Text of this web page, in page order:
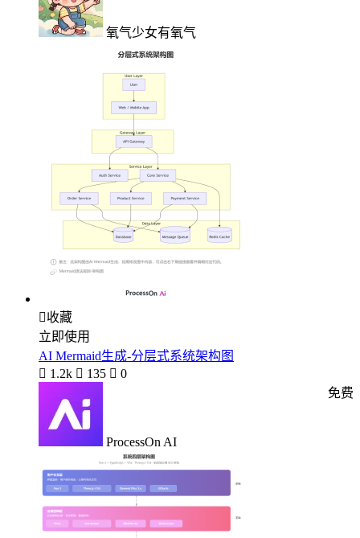
氧气少女有氧气
收藏
立即使用
AI Mermaid生成-分层式系统架构图
 1.2k  135  0
ProcessOn AI
免费